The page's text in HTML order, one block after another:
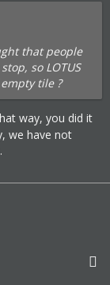
that people
so LOTUS
tile ?
way, you did it
we have not